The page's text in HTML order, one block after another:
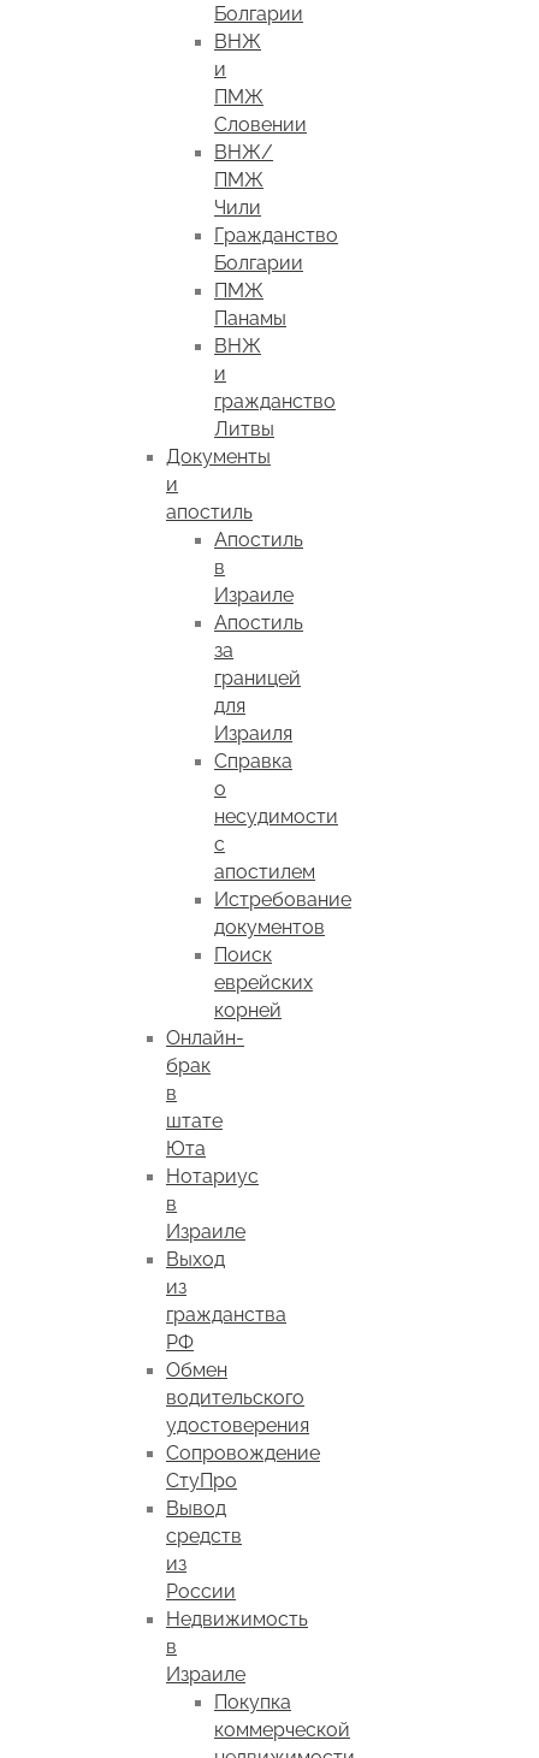
Болгарии
ВНЖ
и
ПМЖ
Словении
ВНЖ/
ПМЖ
Чили
Гражданство
Болгарии
ПМЖ
Панамы
ВНЖ
и
гражданство
Литвы
Документы
и
апостиль
Апостиль
в
Израиле
Апостиль
за
границей
для
Израиля
Справка
о
несудимости
с
апостилем
Истребование
документов
Поиск
еврейских
корней
Онлайн-
брак
в
штате
Юта
Нотариус
в
Израиле
Выход
из
гражданства
РФ
Обмен
водительского
удостоверения
Сопровождение
СтуПро
Вывод
средств
из
России
Недвижимость
в
Израиле
Покупка
коммерческой